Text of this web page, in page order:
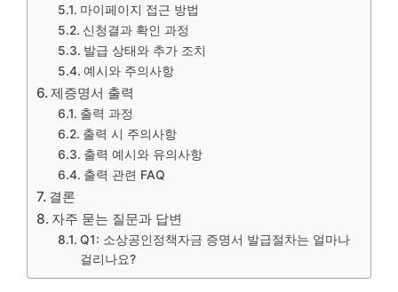
마이페이지 접근 방법
신청결과 확인 과정
발급 상태와 추가 조치
예시와 주의사항
제증명서 출력
출력 과정
출력 시 주의사항
출력 예시와 유의사항
출력 관련 FAQ
결론
자주 묻는 질문과 답변
Q1: 소상공인정책자금 증명서 발급절차는 얼마나
걸리나요?